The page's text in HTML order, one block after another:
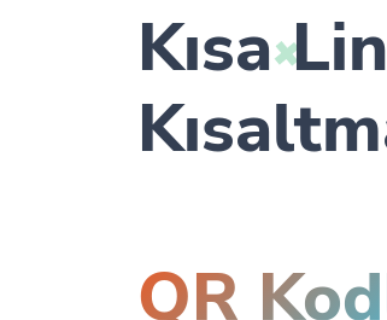
Kısa
QR K|